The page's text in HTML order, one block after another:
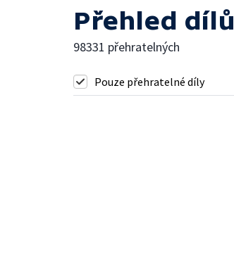
Přehled dílů
98331 přehratelných
Pouze přehratelné díly